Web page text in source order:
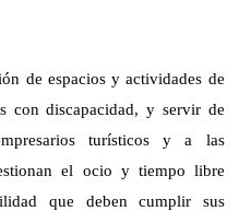
de espacios y actividades de
con discapacidad, y servir de
turísticos y a las
el ocio y tiempo libre
que deben cumplir sus